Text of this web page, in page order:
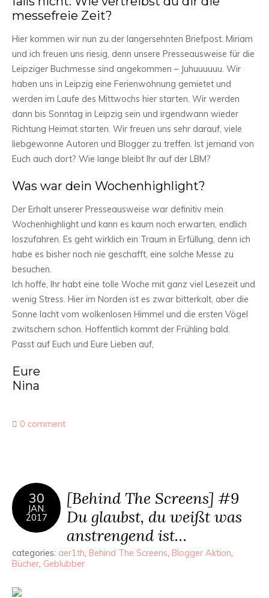
messefreie Zeit?
Hier kommen wir nun zu der langersehnten Briefpost. Miriam
und ich freuen uns riesig, denn unsere Presseausweise für die
Leipziger Buchmesse sind angekommen – Juhuuuuuu. Wir
haben uns in Leipzig eine Ferienwohnung gemietet und
werden im Laufe des Mittwochs hier starten. Wir werden
dann bis Sonntag in Leipzig sein und irgendwann wieder
Richtung Heimat starten. Wir freuen uns sehr darauf, viele
liebgewonne Autoren und Blogger zu treffen. Ist jemand von
Euch auch dort? Wie lange bleibt Ihr auf der LBM?
Was war dein Wochenhighlight?
Der Erhalt unserer Presseausweise war definitiv mein
Wochenhighlight und kann es kaum noch erwarten, endlich
loszufahren. Es geht wirklich ein Traum in Erfüllung, denn ich
habe es bisher noch nie geschafft, eine solche Messe zu
besuchen.
Ich hoffe, Ihr habt eine tolle Woche mit ganz viel Lesezeit und
wenig Stress. Hier im Norden ist es zwar bitterkalt, aber die
Sonne lacht vom wolkenlosen Himmel und die ersten Vögel
zwitschern schon. Hoffentlich kommt der Frühling bald.
Passt auf Euch und Eure Lieben auf,
Eure
Nina
0 comment
30
JAN.
2017
[Behind The Screens] #9
Du glaubst, du weißt was
anstrengend ist…
categories: aer1th, Behind The Screens, Blogger Aktion,
Bücher, Geblubber